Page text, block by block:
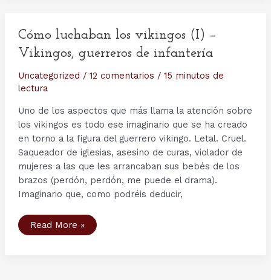
Svein,
Knut,
Gyda,
Helga,
Tostig
y
el
Horik
Cómo luchaban los vikingos (I) –
Vikingos, guerreros de infantería
Uncategorized / 12 comentarios / 15 minutos de
lectura
Uno de los aspectos que más llama la atención sobre
los vikingos es todo ese imaginario que se ha creado
en torno a la figura del guerrero vikingo. Letal. Cruel.
Saqueador de iglesias, asesino de curas, violador de
mujeres a las que les arrancaban sus bebés de los
brazos (perdón, perdón, me puede el drama).
Imaginario que, como podréis deducir,
Cómo
Read More »